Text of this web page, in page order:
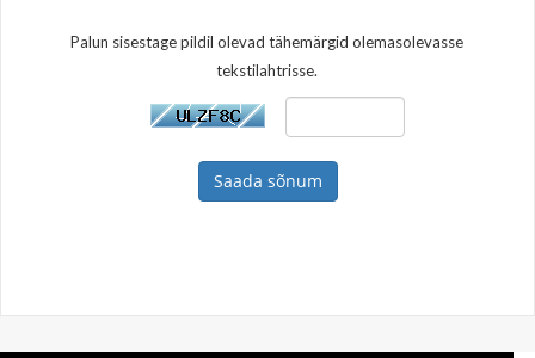
Palun sisestage pildil olevad tähemärgid olemasolevasse
tekstilahtrisse.
Saada sõnum